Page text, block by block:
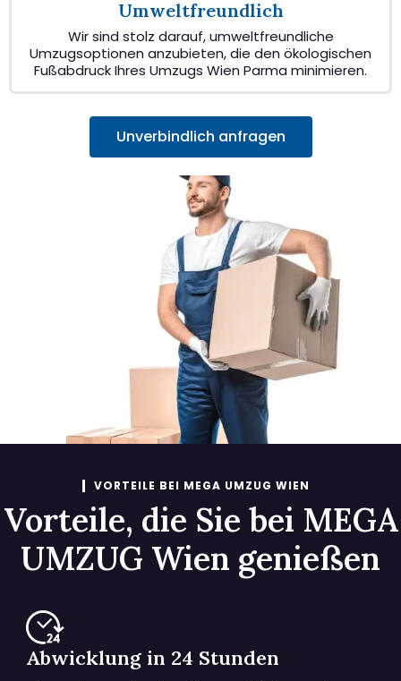
Umweltfreundlich
Wir sind stolz darauf, umweltfreundliche
Umzugsoptionen anzubieten, die den ökologischen
Fußabdruck Ihres Umzugs Wien Parma minimieren.
Unverbindlich anfragen
VORTEILE BEI MEGA UMZUG WIEN
Vorteile, die Sie bei MEGA
UMZUG Wien genießen
Abwicklung in 24 Stunden